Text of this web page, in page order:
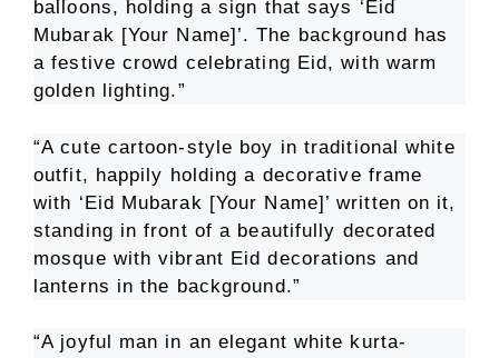
balloons, holding a sign that says ‘Eid
Mubarak [Your Name]’. The background has
a festive crowd celebrating Eid, with warm
golden lighting.”
“A cute cartoon-style boy in traditional white
outfit, happily holding a decorative frame
with ‘Eid Mubarak [Your Name]’ written on it,
standing in front of a beautifully decorated
mosque with vibrant Eid decorations and
lanterns in the background.”
“A joyful man in an elegant white kurta-